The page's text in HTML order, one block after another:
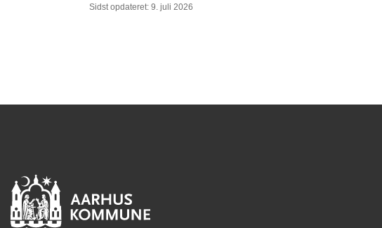
Sidst opdateret: 9. juli 2026